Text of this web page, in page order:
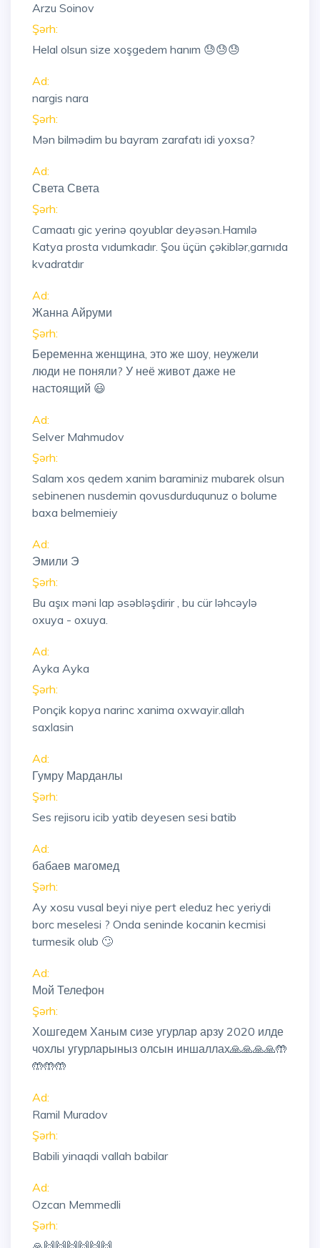
Arzu Soinov
Şərh:
Helal olsun size xoşgedem hanım 😓😓😓
Ad:
nargis nara
Şərh:
Mən bilmədim bu bayram zarafatı idi yoxsa?
Ad:
Света Света
Şərh:
Camaatı gic yerinə qoyublar deyəsən.Hamılə
Katya prosta vıdumkadır. Şou üçün çəkiblər,garnıda
kvadratdır
Ad:
Жанна Айруми
Şərh:
Беременна женщина, это же шоу, неужели
люди не поняли? У неё живот даже не
настоящий 😃
Ad:
Selver Mahmudov
Şərh:
Salam xos qedem xanim baraminiz mubarek olsun
sebinenen nusdemin qovusdurduqunuz o bolume
baxa belmemieiy
Ad:
Эмили Э
Şərh:
Bu aşıx məni lap əsəbləşdirir , bu cür ləhcəylə
oxuya - oxuya.
Ad:
Ayka Ayka
Şərh:
Ponçik kopya narinc xanima oxwayir.allah
saxlasin
Ad:
Гумру Марданлы
Şərh:
Ses rejisoru icib yatib deyesen sesi batib
Ad:
бабаев магомед
Şərh:
Ay xosu vusal beyi niye pert eleduz hec yeriydi
borc meselesi ? Onda seninde kocanin kecmisi
turmesik olub 🙄
Ad:
Мой Телефон
Şərh:
Хошгедем Ханым сизе угурлар арзу 2020 илде
чохлы угурларыныз олсын иншаллах🙏🙏🙏🙏🤲
🤲🤲🤲
Ad:
Ramil Muradov
Şərh:
Babili yinaqdi vallah babilar
Ad:
Ozcan Memmedli
Şərh: